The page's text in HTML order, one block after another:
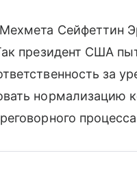
Сейфеттин
президент США
за
нормализацию